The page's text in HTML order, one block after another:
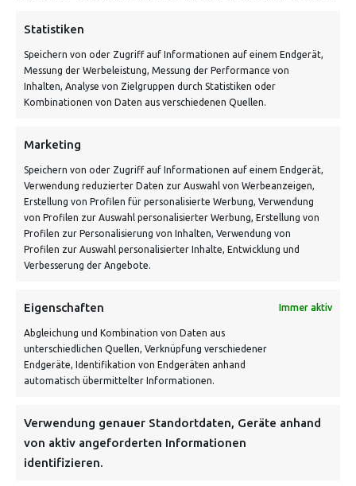
Statistiken
Speichern von oder Zugriff auf Informationen auf einem Endgerät,
Messung der Werbeleistung, Messung der Performance von
Inhalten, Analyse von Zielgruppen durch Statistiken oder
Kombinationen von Daten aus verschiedenen Quellen.
Marketing
Speichern von oder Zugriff auf Informationen auf einem Endgerät,
Verwendung reduzierter Daten zur Auswahl von Werbeanzeigen,
Erstellung von Profilen für personalisierte Werbung, Verwendung
von Profilen zur Auswahl personalisierter Werbung, Erstellung von
Profilen zur Personalisierung von Inhalten, Verwendung von
Profilen zur Auswahl personalisierter Inhalte, Entwicklung und
Verbesserung der Angebote.
Eigenschaften Immer aktiv
Abgleichung und Kombination von Daten aus
unterschiedlichen Quellen, Verknüpfung verschiedener
Endgeräte, Identifikation von Endgeräten anhand
automatisch übermittelter Informationen.
Verwendung genauer Standortdaten, Geräte anhand
von aktiv angeforderten Informationen
identifizieren.
Kontakt: Mo - Fr von 10:00 bis 18:00 Uhr
info@vontiling.de
VERSANDKOSTENHINWEIS:
NEWSLETTER
Danke, deine Registrierung war erfolgreich! Bitte prüfe